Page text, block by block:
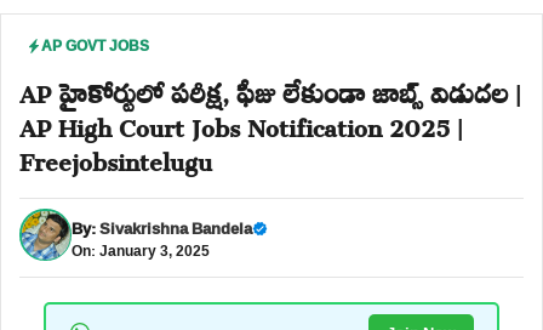
AP GOVT JOBS
AP హైకోర్టులో పరీక్ష, ఫీజు లేకుండా జాబ్స్ విడుదల |
AP High Court Jobs Notification 2025 |
Freejobsintelugu
By:Sivakrishna Bandela
On: January 3, 2025